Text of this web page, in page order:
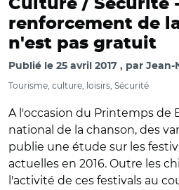
Culture / Sécurité
renforcement de
n'est pas gratuit
Publié le 25 avril 2017 par Jean-
Tourisme, culture, loisirs, Sécurité
A l'occasion du Printemps de
national de la chanson, des
publie une étude sur les
actuelles en 2016. Outre les
l'activité de ces festivals au